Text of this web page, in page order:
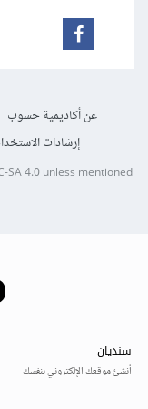
عن أكاديمية حسوب
إرشادات
SA 4.0unless mentioned